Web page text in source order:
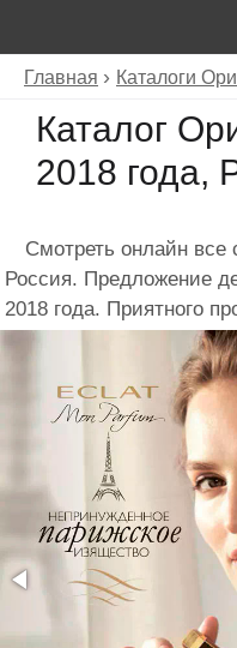
Главная Каталоги
Каталог
2018 года,
Смотреть онлайн все
Россия. Предложение
2018 года. Приятного